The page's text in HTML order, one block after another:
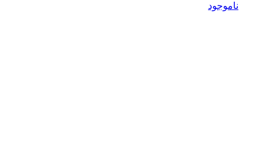
ناموجود